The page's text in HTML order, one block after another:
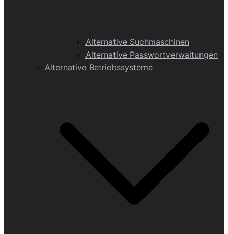
Alternative Suchmaschinen
Alternative Passwortverwaltungen
Alternative Betriebssysteme